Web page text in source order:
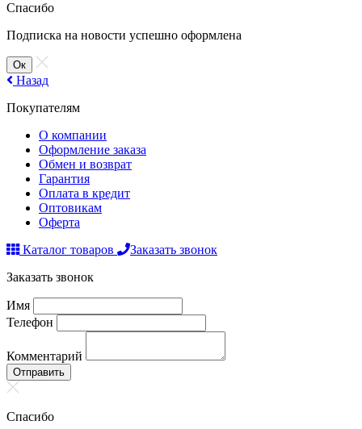
Спасибо
Подписка на новости успешно оформлена
Ок
Назад
Покупателям
О компании
Оформление заказа
Обмен и возврат
Гарантия
Оплата в кредит
Оптовикам
Оферта
Каталог товаров
Заказать звонок
Заказать звонок
Имя
Телефон
Комментарий
Отправить
Спасибо